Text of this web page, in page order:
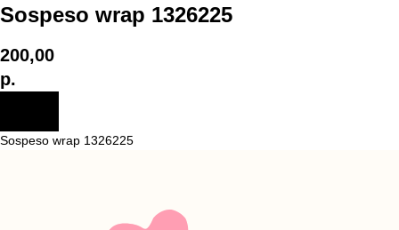
Sospeso wrap 1326225
200,00
р.
Sospeso wrap 1326225